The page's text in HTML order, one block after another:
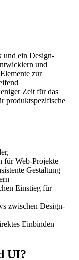
und ein Design-
und
zur
Zeit für das
produktspezifische
für Web-Projekte
Gestaltung
Einstieg für
zwischen Design-
Einbinden
UI?